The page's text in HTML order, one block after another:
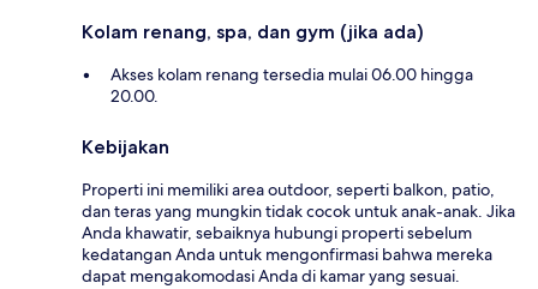
Kolam renang, spa, dan gym (jika ada)
Akses kolam renang tersedia mulai 06.00 hingga
20.00.
Kebijakan
Properti ini memiliki area outdoor, seperti balkon, patio,
dan teras yang mungkin tidak cocok untuk anak-anak. Jika
Anda khawatir, sebaiknya hubungi properti sebelum
kedatangan Anda untuk mengonfirmasi bahwa mereka
dapat mengakomodasi Anda di kamar yang sesuai.